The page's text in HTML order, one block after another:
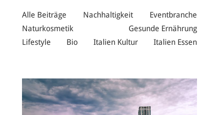
Alle Beiträge Nachhaltigkeit
Eventbranche
Naturkosmetik
Gesunde Ernährung
Lifestyle
Bio Italien Kultur Italien Essen